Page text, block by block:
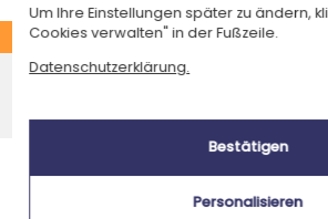
STANDARD
Economy-Versand an
Freitag 14 August 2026
Economy-Versand nach
Voraussichtliches
Dienstag 18 August 2026
Um Ihre Einstellungen später zu ändern,
Cookies verwalten" in der Fußzeile.
Datenschutzerklärung.
Bestätigen
Personalisieren